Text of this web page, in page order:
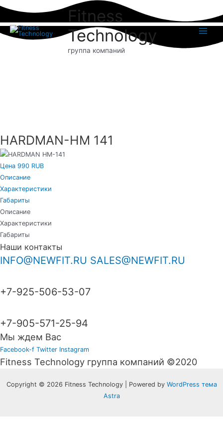
Перейти
содержимому
Fitness
Technology
группа компаний
HARDMAN-HM 141
Цена 990 RUB
Описание
Характеристики
Габариты
Описание
Характеристики
Габариты
Наши контакты
INFO@NEWFIT.RU SALES@NEWFIT.RU
+7-925-506-53-07
+7-905-571-25-94
Мы ждем Вас
Facebook-f Twitter Instagram
Fitness Technology группа компаний ©2020
Copyright © 2026 Fitness Technology | Powered by WordPress тема
Astra